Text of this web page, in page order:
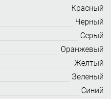
Красный
Черный
Серый
Оранжевый
Желтый
Зеленый
Синий